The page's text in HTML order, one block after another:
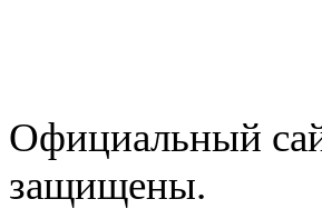
Официальный
защищены.